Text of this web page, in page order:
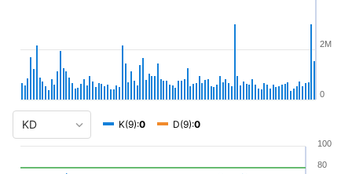
0
2M
K(9):0 D(9):0
80
100